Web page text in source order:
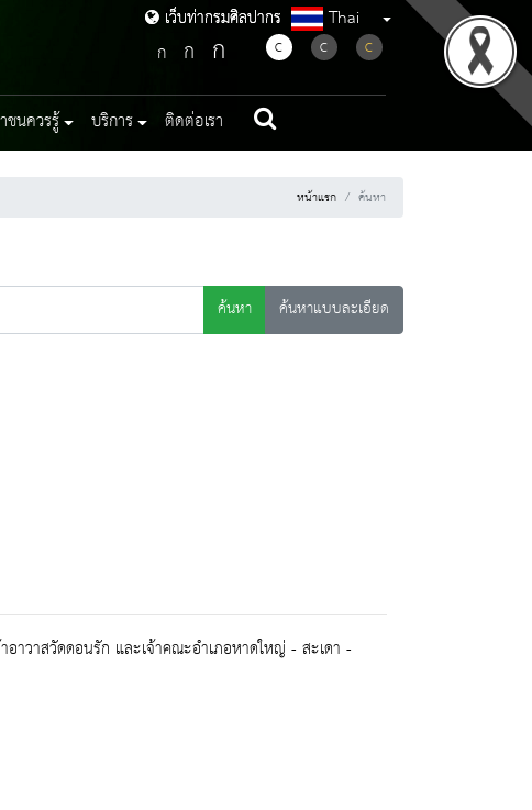
เว็บท่ากรมศิลปากร
เว็บท่ากรมศิลปากร Thai
ก ก ก C C C
ชนควรรู้ บริการ ติดต่อเรา
หน้าแรก ค้นหา
ค้นหา
ค้นหาแบบละเอียด
าวาสวัดดอนรัก และเจ้าคณะอำเภอหาดใหญ่ - สะเดา -